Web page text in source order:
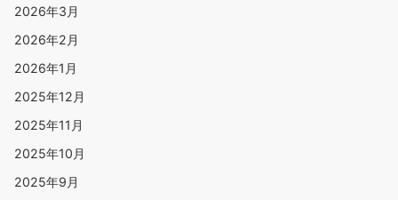
2026年3月
2026年2月
2026年1月
2025年12月
2025年11月
2025年10月
2025年9月